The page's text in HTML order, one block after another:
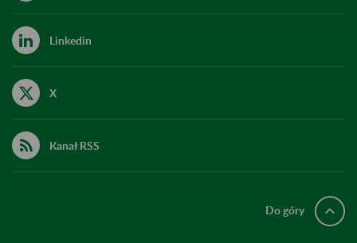
Linkedin
X
Kanał RSS
Do góry